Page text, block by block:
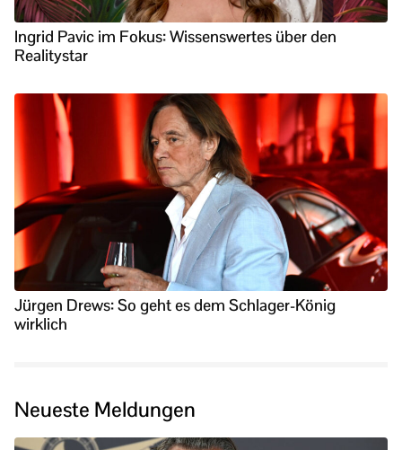
Ingrid Pavic im Fokus: Wissenswertes über den
Realitystar
Jürgen Drews: So geht es dem Schlager-König
wirklich
Neueste Meldungen